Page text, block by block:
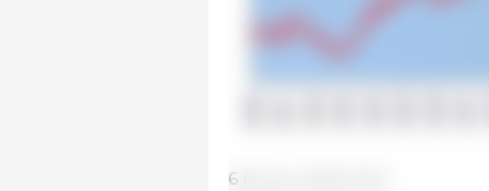
6 février 2020/ FAO.